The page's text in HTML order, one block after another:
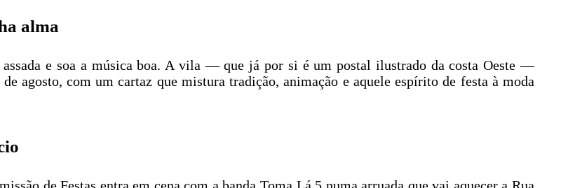
alma
e soa a música boa. A vila — que já por si é um postal ilustrado da costa Oeste —
agosto, com um cartaz que mistura tradição, animação e aquele espírito de festa à moda